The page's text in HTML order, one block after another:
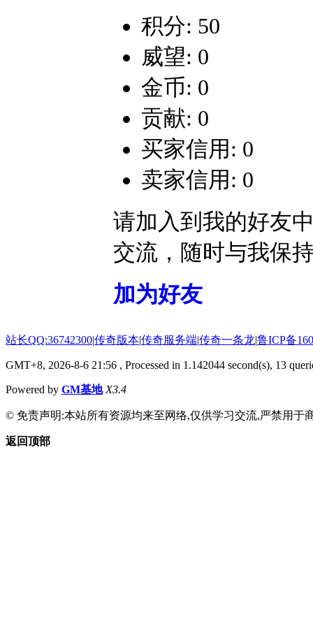
积分: 50
威望: 0
金币: 0
贡献: 0
买家信用: 0
卖家信用: 0
请加入到我的好友
交流，随时与我保
加为好友
站长QQ:36742300|传奇版本|传奇服务端|传奇一条龙|鲁ICP备
GMT+8, 2026-8-6 21:56 , Processed in 1.142044 second(s), 13
Powered by GM基地 X3.4
© 免责声明:本站所有资源均来至网络,仅供学习交流,严禁用于
返回顶部